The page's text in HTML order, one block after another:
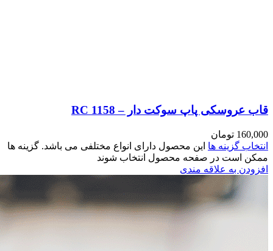
مختلفی می باشد. گزینه ها